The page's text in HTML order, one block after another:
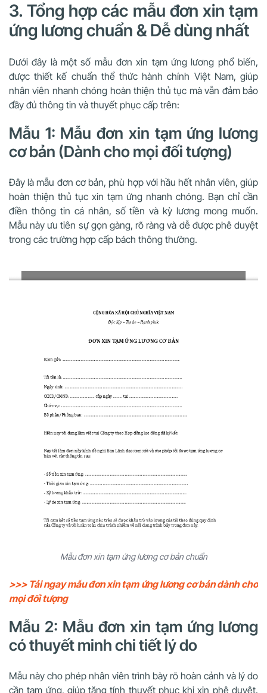
3. Tổng hợp các mẫu đơn xin tạm
ứng lương chuẩn & Dễ dùng nhất
Dưới đây là một số mẫu đơn xin tạm ứng lương phổ biến,
được thiết kế chuẩn thể thức hành chính Việt Nam, giúp
nhân viên nhanh chóng hoàn thiện thủ tục mà vẫn đảm bảo
đầy đủ thông tin và thuyết phục cấp trên:
Mẫu 1: Mẫu đơn xin tạm ứng lương
cơ bản (Dành cho mọi đối tượng)
Đây là mẫu đơn cơ bản, phù hợp với hầu hết nhân viên, giúp
hoàn thiện thủ tục xin tạm ứng nhanh chóng. Bạn chỉ cần
điền thông tin cá nhân, số tiền và kỳ lương mong muốn.
Mẫu này ưu tiên sự gọn gàng, rõ ràng và dễ được phê duyệt
trong các trường hợp cấp bách thông thường.
Mẫu đơn xin tạm ứng lương cơ bản chuẩn
>>> Tải ngay mẫu đơn xin tạm ứng lương cơ bản dành cho
mọi đối tượng
Mẫu 2: Mẫu đơn xin tạm ứng lương
có thuyết minh chi tiết lý do
Mẫu này cho phép nhân viên trình bày rõ hoàn cảnh và lý do
cần tạm ứng, giúp tăng tính thuyết phục khi xin phê duyệt.